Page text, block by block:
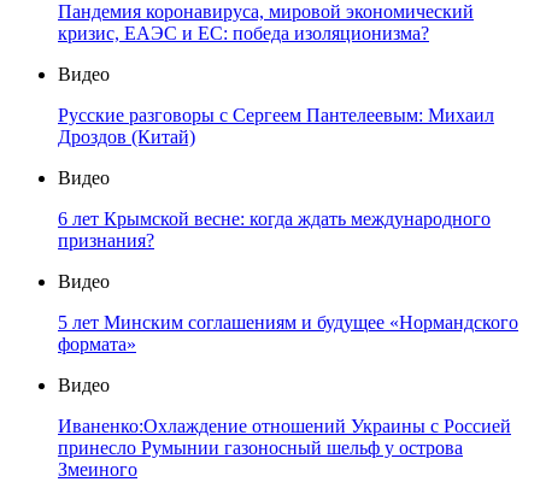
Пандемия коронавируса, мировой экономический
кризис, ЕАЭС и ЕС: победа изоляционизма?
Видео
Русские разговоры с Сергеем Пантелеевым: Михаил
Дроздов (Китай)
Видео
6 лет Крымской весне: когда ждать международного
признания?
Видео
5 лет Минским соглашениям и будущее «Нормандского
формата»
Видео
Иваненко:Охлаждение отношений Украины с Россией
принесло Румынии газоносный шельф у острова
Змеиного